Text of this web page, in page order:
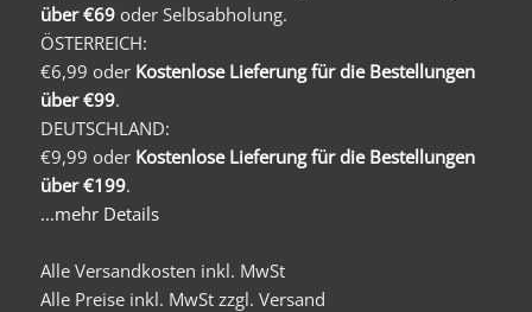
über €69oder Selbsabholung.
ÖSTERREICH:
€6,99 oder Kostenlose Lieferung für die Bestellungen
über €99.
DEUTSCHLAND:
€9,99 oder Kostenlose Lieferung für die Bestellungen
über €199.
...mehr Details
Alle Versandkosten inkl. MwSt
Alle Preise inkl. MwSt zzgl. Versand